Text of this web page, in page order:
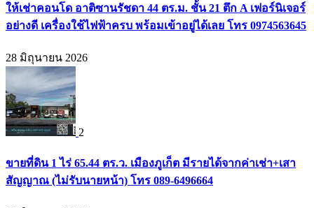
ให้เช่าคอนโด อาติซานรัชดา 44 ตร.ม. ชั้น 21 ตึก A เฟอร์นิเจอร์
อย่างดี เครื่องใช้ไฟฟ้าครบ พร้อมเข้าอยู่ได้เลย โทร 0974563645
28 มิถุนายน 2026
2
ขายที่ดิน 1 ไร่ 65.44 ตร.ว. เมืองภูเก็ต มีรายได้จากค่าเช่า+เสา
สัญญาณ (ไม่รับนายหน้า) โทร 089-6496664